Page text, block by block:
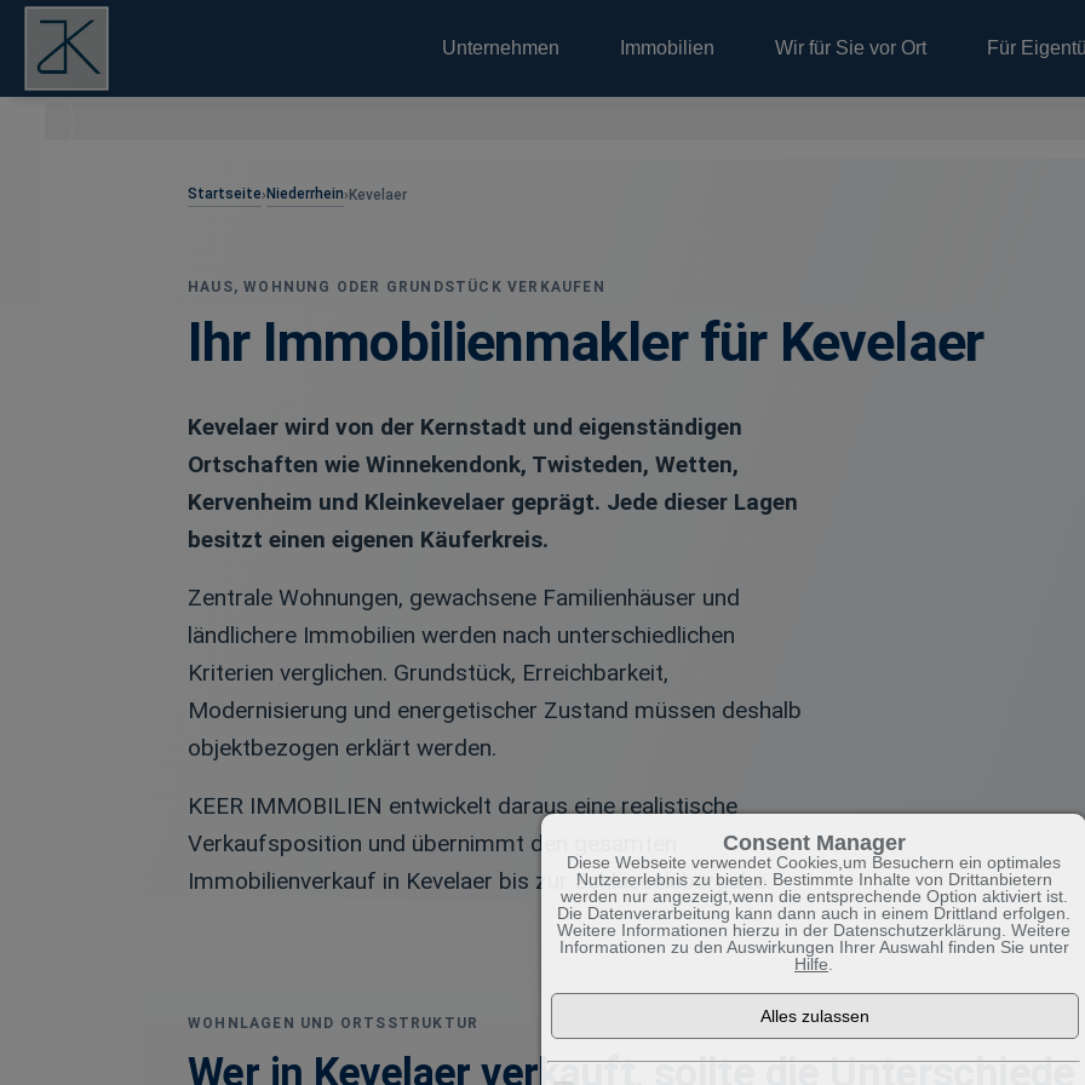
Unternehmen Immobilien Wir für Sie vor Ort Für
Startseite› Niederrhein›Kevelaer
HAUS, WOHNUNG ODER GRUNDSTÜCK VERKAUFEN
Ihr Immobilienmakler für Kevelaer
Kevelaer wird von der Kernstadt und eigenständigen
Ortschaften wie Winnekendonk, Twisteden, Wetten,
Kervenheim und Kleinkevelaer geprägt. Jede dieser Lagen
besitzt einen eigenen Käuferkreis.
Zentrale Wohnungen, gewachsene Familienhäuser und
ländlichere Immobilien werden nach unterschiedlichen
Kriterien verglichen. Grundstück, Erreichbarkeit,
Modernisierung und energetischer Zustand müssen deshalb
objektbezogen erklärt werden.
KEER IMMOBILIEN entwickelt daraus eine realistische
Verkaufsposition und übernimmt den gesamten
Immobilienverkauf in Kevelaer bis zur Schlüsselübergabe.
WOHNLAGEN UND ORTSSTRUKTUR
Wer in Kevelaer verkauft, sollte die
Consent Manager
Diese Webseite verwendet Cookies,um Besuchern ein optimales
Nutzererlebnis zu bieten. Bestimmte Inhalte von Drittanbietern
werden nur angezeigt,wenn die entsprechende Option aktiviert ist.
Die Datenverarbeitung kann dann auch in einem Drittland erfolgen.
Weitere Informationen hierzu in der Datenschutzerklärung. Weitere
Informationen zu den Auswirkungen Ihrer Auswahl finden Sie unter
Hilfe